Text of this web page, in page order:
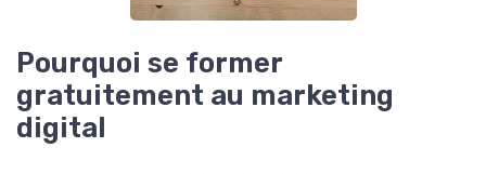
Pourquoi se former
gratuitement au marketing
digital